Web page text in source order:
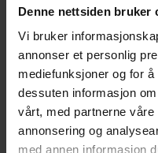
Denne nettsiden bruker
Vi bruker
annonser et personlig
mediefunksjoner og for
dessuten informasjon
vårt, med partnerne våre
annonsering og
med annen informasjon
Spesifikasjoner
Opprinnelsesland :
Format
Serie